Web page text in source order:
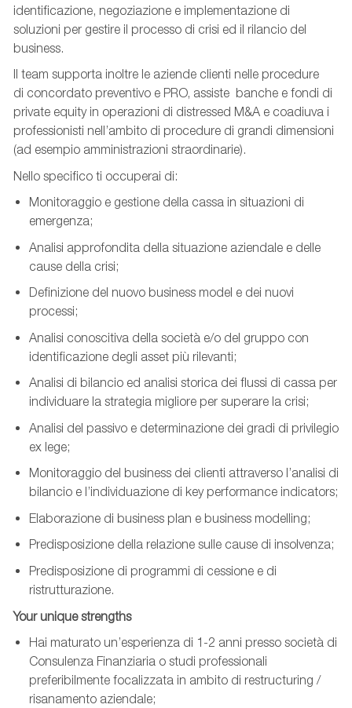
identificazione, negoziazione e implementazione di
soluzioni per gestire il processo di crisi ed il rilancio del
business.
Il team supporta inoltre le aziende clienti nelle procedure
di concordato preventivo e PRO, assiste banche e fondi di
private equity in operazioni di distressed M&A e coadiuva i
professionisti nell’ambito di procedure di grandi dimensioni
(ad esempio amministrazioni straordinarie).
Nello specifico ti occuperai di:
Monitoraggio e gestione della cassa in situazioni di
emergenza;
Analisi approfondita della situazione aziendale e delle
cause della crisi;
Definizione del nuovo business model e dei nuovi
processi;
Analisi conoscitiva della società e/o del gruppo con
identificazione degli asset più rilevanti;
Analisi di bilancio ed analisi storica dei flussi di cassa per
individuare la strategia migliore per superare la crisi;
Analisi del passivo e determinazione dei gradi di privilegio
ex lege;
Monitoraggio del business dei clienti attraverso l’analisi di
bilancio e l’individuazione di key performance indicators;
Elaborazione di business plan e business modelling;
Predisposizione della relazione sulle cause di insolvenza;
Predisposizione di programmi di cessione e di
ristrutturazione.
Your unique strengths
Hai maturato un’esperienza di 1-2 anni presso società di
Consulenza Finanziaria o studi professionali
preferibilmente focalizzata in ambito di restructuring /
risanamento aziendale;